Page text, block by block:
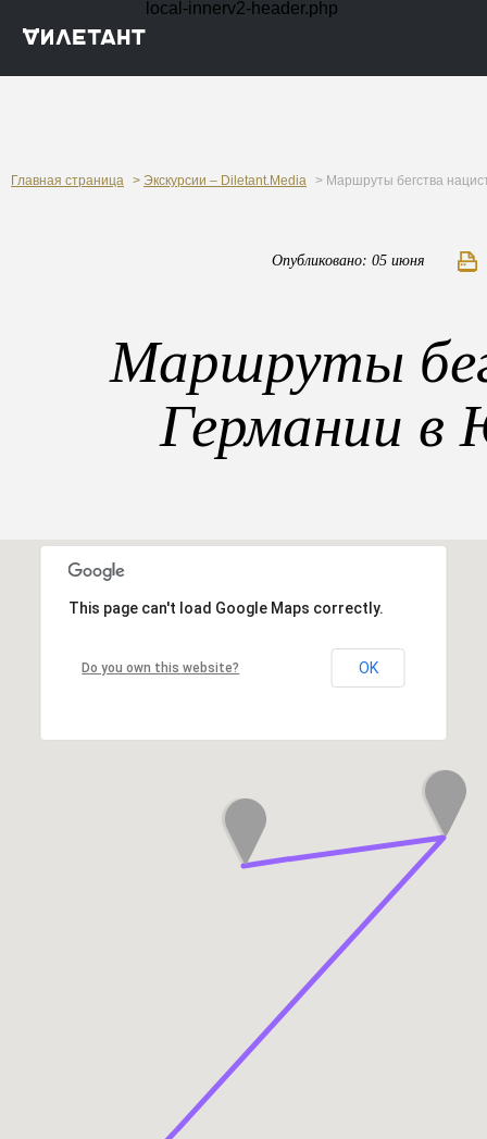
local-innerv2-header.php
Главная страница > Экскурсии – Diletant.Media > Маршруты бегства
Опубликовано: 05 июня
Маршруты
Германии
This page can't load Google Maps correctly.
Do you own this website? OK